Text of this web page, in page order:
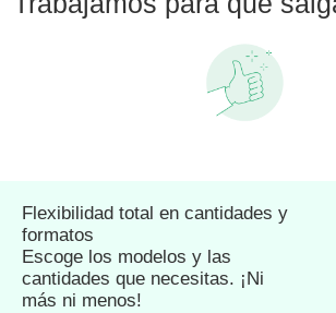
Flexibilidad total en cantidades y
formatos
Escoge los modelos y las
cantidades que necesitas. ¡Ni
más ni menos!